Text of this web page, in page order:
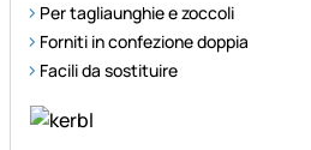
Per tagliaunghie e zoccoli
Forniti in confezione doppia
Facili da sostituire